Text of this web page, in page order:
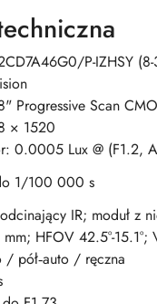
P-IZHSY
Progressive Scan
× 1520
0.0005 Lux @ (F1.2,
1/100 000 s
IR; moduł z
HFOV 42.5°-15.1°;
/ pół‑auto / ręczna